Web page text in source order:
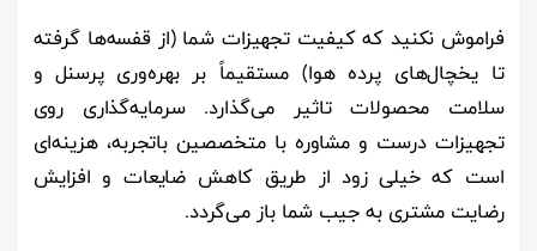
فراموش نکنید که کیفیت تجهیزات شما (از قفسه‌ها گرفته
تا یخچال‌های پرده هوا) مستقیماً بر بهره‌وری پرسنل و
سلامت محصولات تاثیر می‌گذارد. سرمایه‌گذاری روی
تجهیزات درست و مشاوره با متخصصین باتجربه، هزینه‌ای
است که خیلی زود از طریق کاهش ضایعات و افزایش
رضایت مشتری به جیب شما باز می‌گردد.